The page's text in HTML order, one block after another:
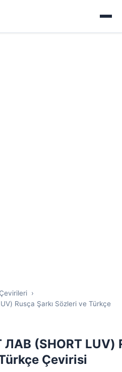
Rusça Şarkı Sözleri ve Türkçe
(SHORT LUV)
Çevirisi